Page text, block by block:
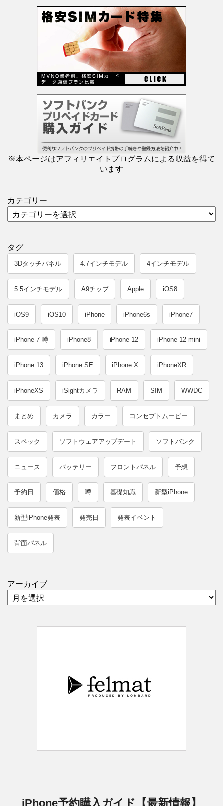
※本ページはアフィリエイトプログラムによる収益を得て
います
カテゴリー
タグ
3Dタッチパネル 4.7インチモデル 4インチモデル
5.5インチモデル A9チップ Apple iOS8
iOS9 iOS10 iPhone iPhone6s iPhone7
iPhone 7 噂 iPhone8 iPhone 12 iPhone 12 mini
iPhone 13 iPhone SE iPhone X iPhoneXR
iPhoneXS iSightカメラ RAM SIM WWDC
まとめ カメラ カラー コンセプトムービー
スペック ソフトウェアアップデート ソフトバンク
ニュース バッテリー フロントパネル 予想
予約日 価格 噂 基礎知識 新型iPhone
新型iPhone発表 発売日 発表イベント
背面パネル
アーカイブ
iPhone予約購入ガイド【最新情報】